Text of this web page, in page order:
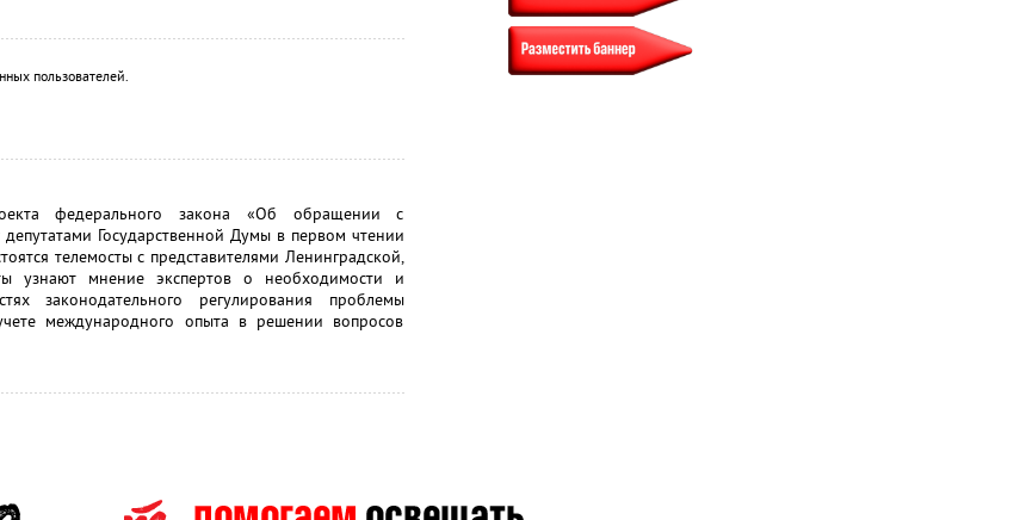
пользователей.
федерального закона «Об обращении с
Государственной Думы в первом чтении
телемосты с представителями Ленинградской,
узнают мнение экспертов о необходимости и
законодательного регулирования проблемы
международного опыта в решении вопросов